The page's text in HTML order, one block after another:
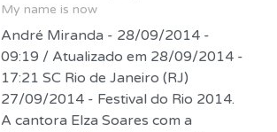
My name is now
André Miranda - 28/09/2014 -
09:19 / Atualizado em 28/09/2014 -
17:21 SC Rio de Janeiro (RJ)
27/09/2014 - Festival do Rio 2014.
A cantora Elza Soares com a